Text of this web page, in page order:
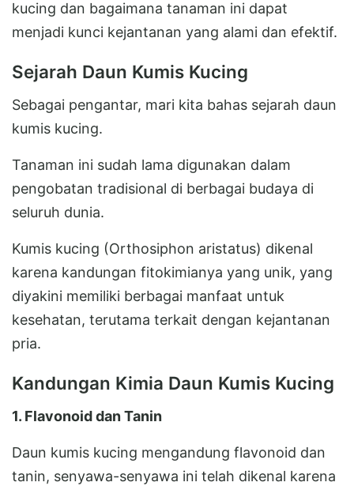
kucing dan bagaimana tanaman ini dapat
menjadi kunci kejantanan yang alami dan efektif.
Sejarah Daun Kumis Kucing
Sebagai pengantar, mari kita bahas sejarah daun
kumis kucing.
Tanaman ini sudah lama digunakan dalam
pengobatan tradisional di berbagai budaya di
seluruh dunia.
Kumis kucing (Orthosiphon aristatus) dikenal
karena kandungan fitokimianya yang unik, yang
diyakini memiliki berbagai manfaat untuk
kesehatan, terutama terkait dengan kejantanan
pria.
Kandungan Kimia Daun Kumis Kucing
1. Flavonoid dan Tanin
Daun kumis kucing mengandung flavonoid dan
tanin, senyawa-senyawa ini telah dikenal karena